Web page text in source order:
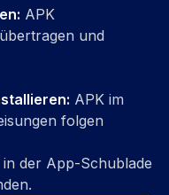
: APK
und
: APK im
folgen
der App-Schublade